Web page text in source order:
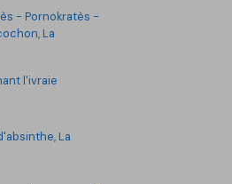
- Pornokratès -
La
l'ivraie
La